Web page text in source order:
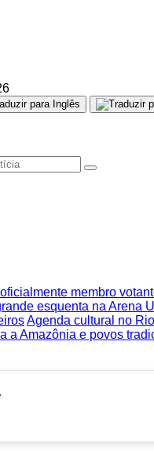
membro
esquenta na Arena
Agenda cultural no
a Amazônia e povos